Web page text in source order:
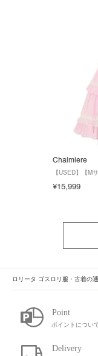
Chalmiere
【USED】【M
¥15,999
ロリータ ゴスロリ服・古着の
ポイントについ